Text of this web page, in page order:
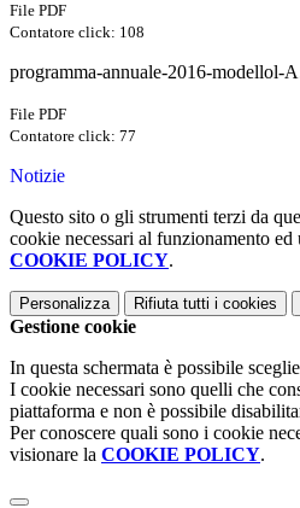
File PDF
Contatore click: 108
programma-annuale-2016-modellol-
File PDF
Contatore click: 77
Notizie
Questo sito o gli strumenti terzi da
cookie necessari al funzionamento
COOKIE POLICY.
Personalizza Rifiuta tutti i cookies
Gestione cookie
In questa schermata è possibile
I cookie necessari sono quelli che
piattaforma e non è possibile
Per conoscere quali sono i cookie
visionare la COOKIE POLICY.